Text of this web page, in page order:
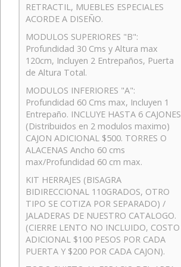
RETRACTIL, MUEBLES ESPECIALES
ACORDE A DISEÑO.
MODULOS SUPERIORES "B":
Profundidad 30 Cms y Altura max
120cm, Incluyen 2 Entrepaños, Puerta
de Altura Total.
MODULOS INFERIORES "A":
Profundidad 60 Cms max, Incluyen 1
Entrepaño. INCLUYE HASTA 6 CAJONES
(Distribuidos en 2 modulos maximo)
CAJON ADICIONAL $500. TORRES O
ALACENAS Ancho 60 cms
max/Profundidad 60 cm max.
KIT HERRAJES (BISAGRA
BIDIRECCIONAL 110GRADOS, OTRO
TIPO SE COTIZA POR SEPARADO) /
JALADERAS DE NUESTRO CATALOGO.
(CIERRE LENTO NO INCLUIDO, COSTO
ADICIONAL $100 PESOS POR CADA
PUERTA Y $200 POR CADA CAJON).